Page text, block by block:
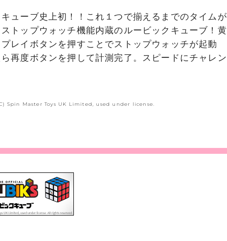
ューブ史上初！！これ１つで揃えるまでのタイムが
トップウォッチ機能内蔵のルービックキューブ！黄
レイボタンを押すことでストップウォッチが起動
再度ボタンを押して計測完了。スピードにチャレン
Spin Master Toys UK Limited, used under license.